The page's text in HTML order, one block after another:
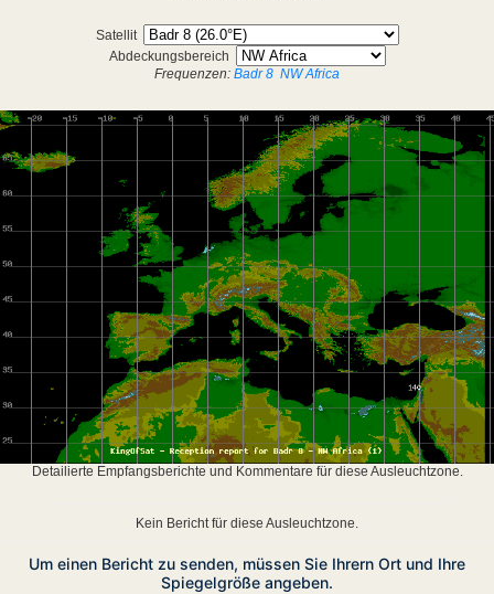
Satellit
Abdeckungsbereich
Frequenzen: Badr 8 NW Africa
Detailierte Empfangsberichte und Kommentare für diese Ausleuchtzone.
Kein Bericht für diese Ausleuchtzone.
Um einen Bericht zu senden, müssen Sie Ihrern Ort und Ihre
Spiegelgröße angeben.